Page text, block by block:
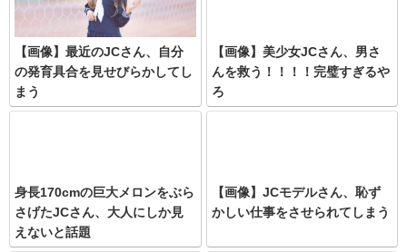
【画像】最近のJCさん、自分
の発育具合を見せびらかしてし
まう
【画像】美少女JCさん、男さ
んを救う！！！！完璧すぎるや
ろ
身長170cmの巨大メロンをぶら
さげたJCさん、大人にしか見
えないと話題
【画像】JCモデルさん、恥ず
かしい仕事をさせられてしまう